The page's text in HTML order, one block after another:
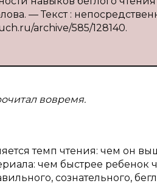
— Текст :
archive/585/128140.
вовремя.
темп чтения: чем он
чем быстрее ребенок
сознательного,